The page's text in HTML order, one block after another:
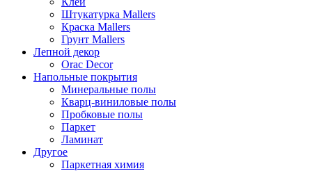
Штукатурка Mallers
Краска Mallers
Грунт Mallers
Лепной декор
Orac Decor
Напольные покрытия
Минеральные полы
Кварц-виниловые полы
Пробковые полы
Паркет
Ламинат
Другое
Паркетная химия